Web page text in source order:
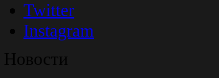
Twitter
Instagram
Новости